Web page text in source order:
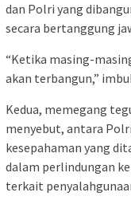
dan Polri yang
secara bertanggung
“Ketika masing-
akan terbangun,”
Kedua, memegang
menyebut, antara
kesepahaman yang
dalam perlindungan
terkait